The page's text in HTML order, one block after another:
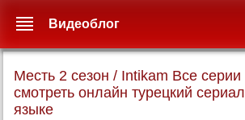
Месть 2 сезон / Intikam Все
смотреть онлайн турецкий
языке
Видеоблог